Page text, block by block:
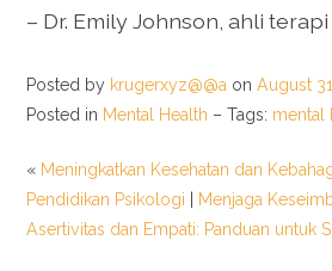
– Dr. Emily Johnson, ahli
Posted by krugerxyz@@a onAugust
Posted in Mental Health – Tags: mental
« Meningkatkan Kesehatan dan
Pendidikan Psikologi
Menjaga
Asertivitas dan Empati: Panduan untuk